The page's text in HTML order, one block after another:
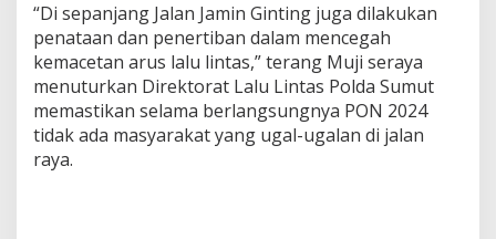
“Di sepanjang Jalan Jamin Ginting juga dilakukan
penataan dan penertiban dalam mencegah
kemacetan arus lalu lintas,” terang Muji seraya
menuturkan Direktorat Lalu Lintas Polda Sumut
memastikan selama berlangsungnya PON 2024
tidak ada masyarakat yang ugal-ugalan di jalan
raya.